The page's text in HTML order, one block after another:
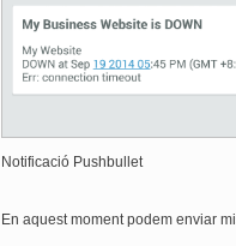
Notificació Pushbullet
En aquest moment podem enviar